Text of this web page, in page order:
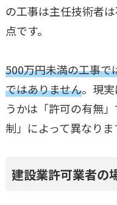
の工事は主任技術者
点です。
500万円未満の工事で
ではありません。現
うかは「許可の有無
制」によって異なりま
建設業許可業者の